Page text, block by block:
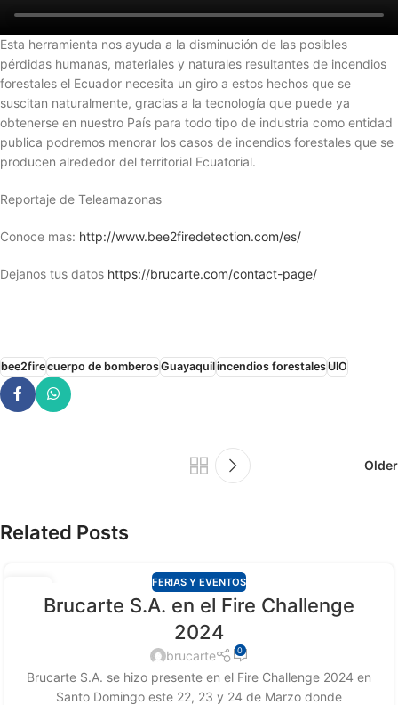
Esta herramienta nos ayuda a la disminución de las posibles
pérdidas humanas, materiales y naturales resultantes de incendios
forestales el Ecuador necesita un giro a estos hechos que se
suscitan naturalmente, gracias a la tecnología que puede ya
obtenerse en nuestro País para todo tipo de industria como entidad
publica podremos menorar los casos de incendios forestales que se
producen alrededor del territorial Ecuatorial.
Reportaje de Teleamazonas
Conoce mas: http://www.bee2firedetection.com/es/
Dejanos tus datos https://brucarte.com/contact-page/
bee2firecuerpo de bomberosGuayaquilincendios forestalesUIO
Older
Related Posts
FERIAS Y EVENTOS
Brucarte S.A. en el Fire Challenge
2024
brucarte 0
Brucarte S.A. se hizo presente en el Fire Challenge 2024 en
Santo Domingo este 22, 23 y 24 de Marzo donde